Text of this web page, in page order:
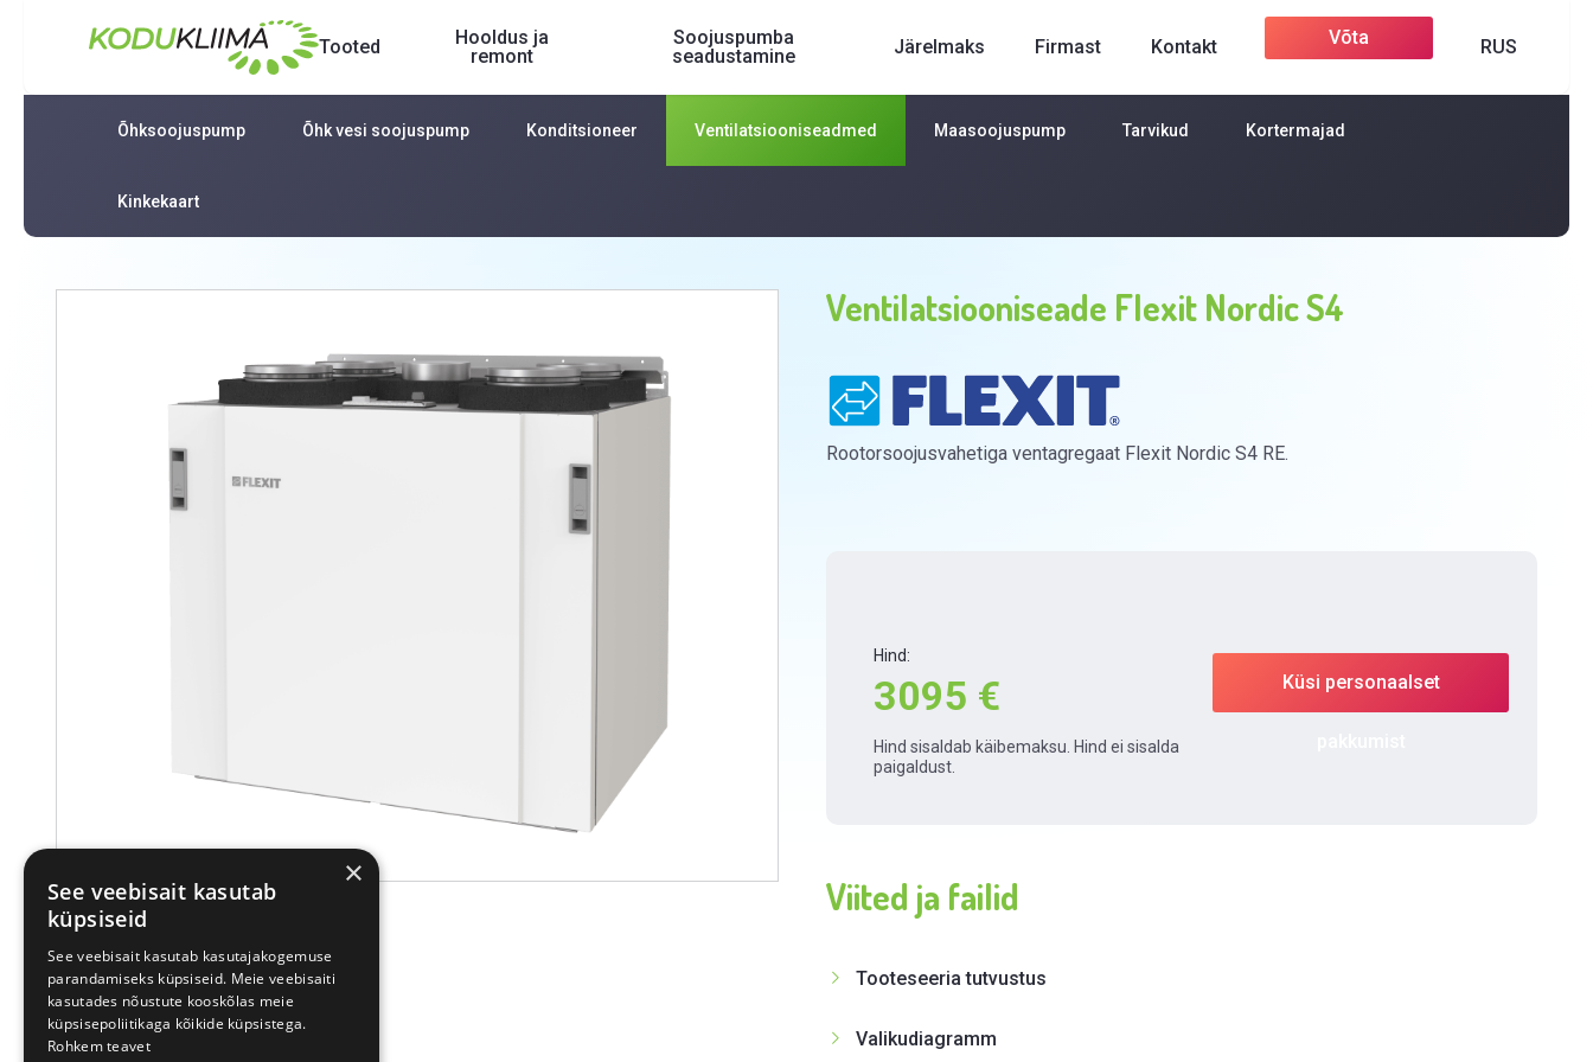
Tooted
Hooldus ja
remont
Soojuspumba
seadustamine
Järelmaks Firmast Kontakt
Võta
RUS
Õhksoojuspump Õhk vesi soojuspump Konditsioneer Ventilatsiooniseadmed Maasoojuspump Tarvikud Kortermajad
Kinkekaart
Ventilatsiooniseade Flexit Nordic S4
Rootorsoojusvahetiga ventagregaat Flexit Nordic S4 RE.
Hind:
3095 €
Hind sisaldab käibemaksu. Hind ei sisalda
paigaldust.
Küsi personaalset
Viited ja failid
Tooteseeria tutvustus
Valikudiagramm
×
See veebisait kasutab
küpsiseid
See veebisait kasutab kasutajakogemuse
parandamiseks küpsiseid. Meie veebisaiti
kasutades nõustute kooskõlas meie
küpsisepoliitikaga kõikide küpsistega.
Rohkem teavet